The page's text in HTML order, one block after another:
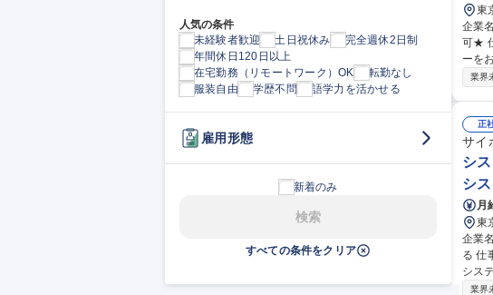
人気の条件
未経験者歓迎
土日祝休み
完全週休2日制
年間休日120日以上
在宅勤務（リモートワーク）OK
転勤なし
服装自由
学歴不問 語学力を活かせる
雇用形態
新着のみ
検索
すべての条件をクリア
東
企業名 株式会社
可★ 仕事の内容 JAバンクで使われているオンライン勘定系システム（金融勘定システム）の運用管理オペレータ
ーをお任せいたします。
う運
業界
正
サイ
シ
シ
月
東
企業名 サイボウズ株式
る 仕事の内容 サイボウズ社内で利用するIT機器や情報システムの企画・設計・調達・運用を担っています。情報
シス
【業
業界